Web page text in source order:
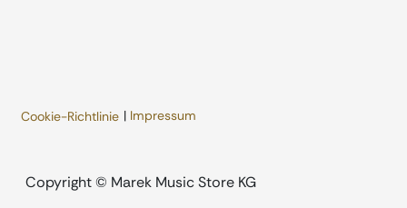
Cookie-Richtlinie | Impressum
​Copyright © Marek Music Store KG